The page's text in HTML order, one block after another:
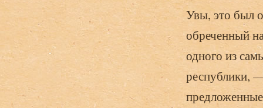
Увы, это был
обреченный
одного из
республики, —